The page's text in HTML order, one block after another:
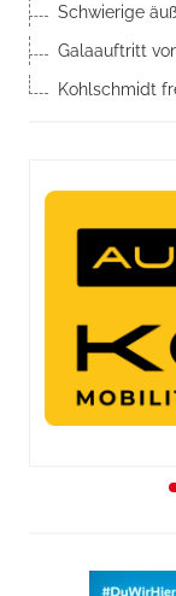
Schwierige
Galaauftritt
Kohlschmidt